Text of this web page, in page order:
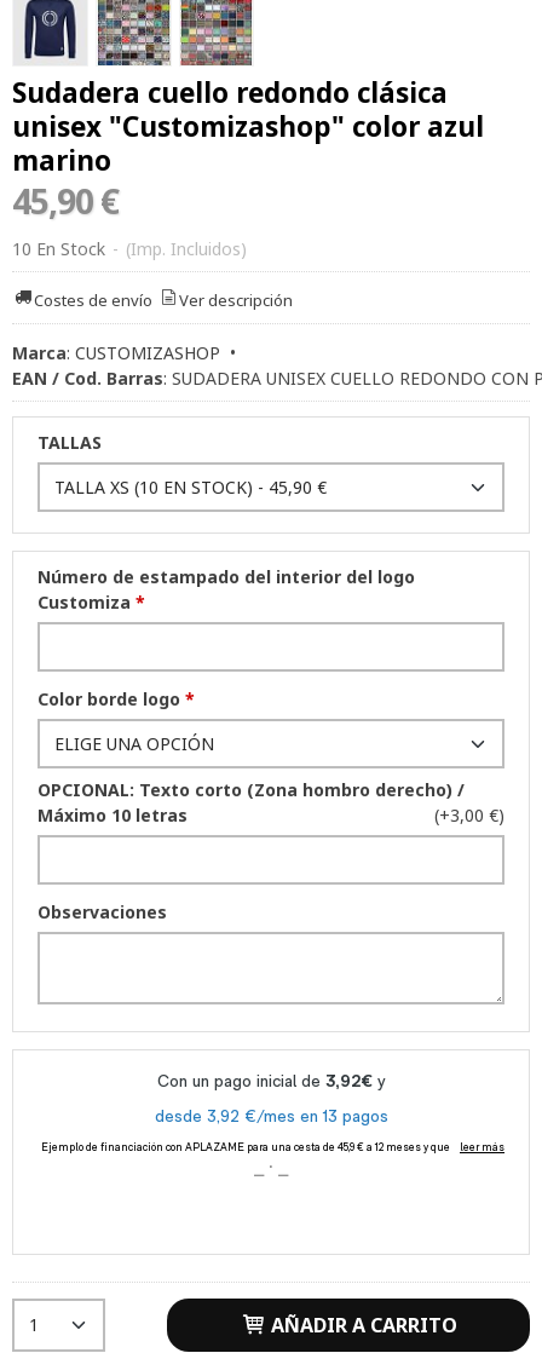
Sudadera cuello redondo clásica
unisex "Customizashop" color azul
marino
45,90 €
10 En Stock - (Imp. Incluidos)
Costes de envío Ver descripción
Marca: CUSTOMIZASHOP •
EAN / Cod. Barras: SUDADERA UNISEX CUELLO REDONDO
TALLAS
Número de estampado del interior del logo
Customiza *
Color borde logo *
OPCIONAL: Texto corto (Zona hombro derecho) /
Máximo 10 letras
(+3,00 €)
Observaciones
AÑADIR A CARRITO